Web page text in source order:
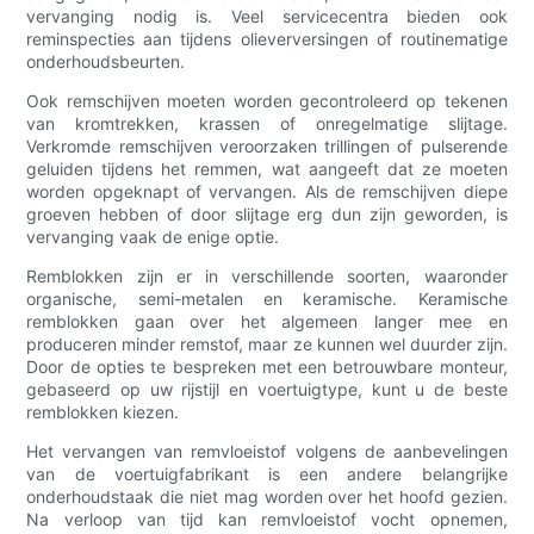
vervanging nodig is. Veel servicecentra bieden ook
reminspecties aan tijdens olieverversingen of routinematige
onderhoudsbeurten.
Ook remschijven moeten worden gecontroleerd op tekenen
van kromtrekken, krassen of onregelmatige slijtage.
Verkromde remschijven veroorzaken trillingen of pulserende
geluiden tijdens het remmen, wat aangeeft dat ze moeten
worden opgeknapt of vervangen. Als de remschijven diepe
groeven hebben of door slijtage erg dun zijn geworden, is
vervanging vaak de enige optie.
Remblokken zijn er in verschillende soorten, waaronder
organische, semi-metalen en keramische. Keramische
remblokken gaan over het algemeen langer mee en
produceren minder remstof, maar ze kunnen wel duurder zijn.
Door de opties te bespreken met een betrouwbare monteur,
gebaseerd op uw rijstijl en voertuigtype, kunt u de beste
remblokken kiezen.
Het vervangen van remvloeistof volgens de aanbevelingen
van de voertuigfabrikant is een andere belangrijke
onderhoudstaak die niet mag worden over het hoofd gezien.
Na verloop van tijd kan remvloeistof vocht opnemen,